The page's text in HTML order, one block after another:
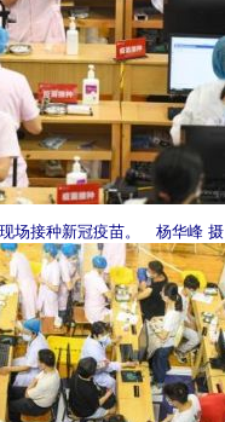
场接种新冠疫苗。 杨华峰 摄